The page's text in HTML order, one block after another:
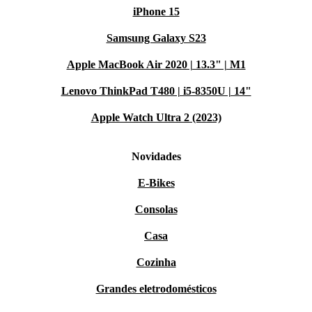
iPhone 15
Samsung Galaxy S23
Apple MacBook Air 2020 | 13.3" | M1
Lenovo ThinkPad T480 | i5-8350U | 14"
Apple Watch Ultra 2 (2023)
Novidades
E-Bikes
Consolas
Casa
Cozinha
Grandes eletrodomésticos